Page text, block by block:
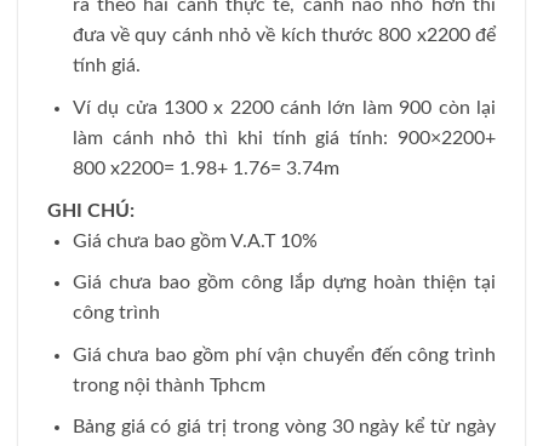
ra theo hai cánh thực tế, cánh nào nhỏ hơn thì
đưa về quy cánh nhỏ về kích thước 800 x2200 để
tính giá.
Ví dụ cửa 1300 x 2200 cánh lớn làm 900 còn lại
làm cánh nhỏ thì khi tính giá tính: 900×2200+
800 x2200= 1.98+ 1.76= 3.74m
GHI CHÚ:
Giá chưa bao gồm V.A.T 10%
Giá chưa bao gồm công lắp dựng hoàn thiện tại
công trình
Giá chưa bao gồm phí vận chuyển đến công trình
trong nội thành Tphcm
Bảng giá có giá trị trong vòng 30 ngày kể từ ngày